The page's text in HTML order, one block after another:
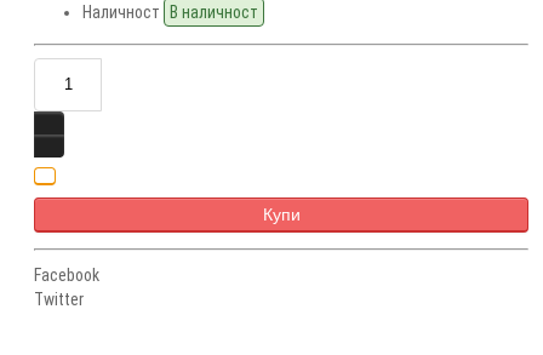
Наличност В наличност
Купи
Facebook
Twitter